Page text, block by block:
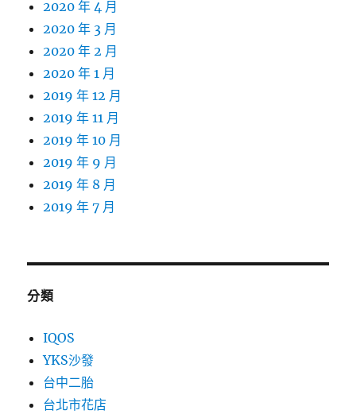
2020 年 4 月
2020 年 3 月
2020 年 2 月
2020 年 1 月
2019 年 12 月
2019 年 11 月
2019 年 10 月
2019 年 9 月
2019 年 8 月
2019 年 7 月
分類
IQOS
YKS沙發
台中二胎
台北市花店